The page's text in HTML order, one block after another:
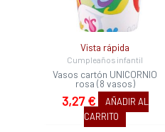
Vista rápida
Cumpleaños infantil
Vasos cartón UNICORNIO
rosa (8 vasos)
3,27€
AÑADIR AL
CARRITO